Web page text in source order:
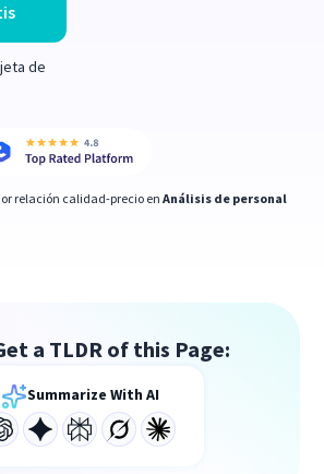
de
relación calidad-precio en Análisis de personal
a TLDR of this Page:
Summarize With AI